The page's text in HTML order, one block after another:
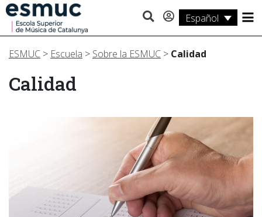
Español
Estudios
Investigación
Servicios
ESMUC > Escuela > Sobre la ESMUC > Calidad
Calidad